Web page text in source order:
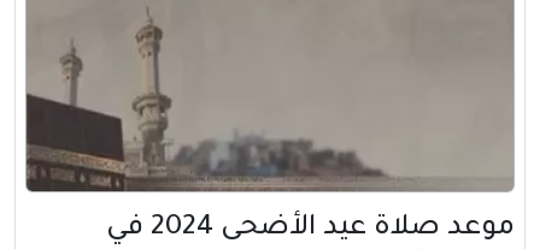
موعد صلاة عيد الأضحى 2024 في